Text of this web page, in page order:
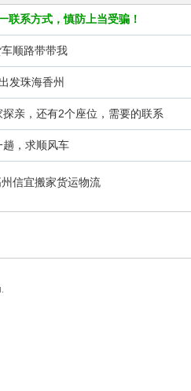
联系方式，慎防上当受骗！
顺路带带我
发珠海香州
亲，还有2个座位，需要的联系
，求顺风车
信宜搬家货运物流